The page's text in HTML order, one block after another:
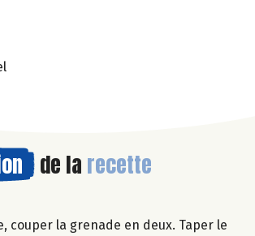
de la recette
couper la grenade en deux. Taper le